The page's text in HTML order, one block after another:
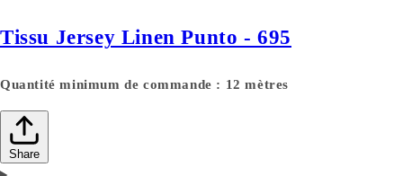
Tissu Jersey Linen Punto - 695
Quantité minimum de commande : 12 mètres
Share